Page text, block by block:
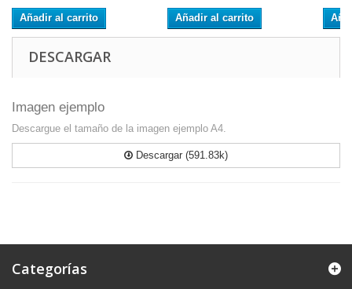
Añadir al carrito Añadir al carrito
DESCARGAR
Imagen ejemplo
Descargue el tamaño de la imagen ejemplo A4.
Descargar (591.83k)
Categorías